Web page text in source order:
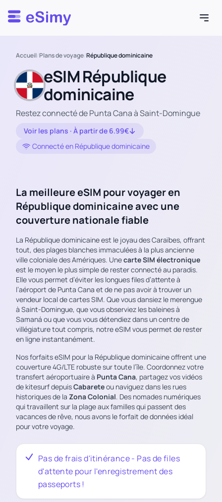
Esimy
Accueil/Plans de voyage/République dominicaine
eSIM République
dominicaine
Restez connecté de Punta Cana à Saint-Domingue
Voir les plans · À partir de 6.99€
Connecté en République dominicaine
La meilleure eSIM pour voyager en
République dominicaine avec une
couverture nationale fiable
La République dominicaine est le joyau des Caraïbes, offrant
tout, des plages blanches immaculées à la plus ancienne
ville coloniale des Amériques. Unecarte SIM électronique
est le moyen le plus simple de rester connecté au paradis.
Elle vous permet d’éviter les longues files d’attente à
l’aéroport de Punta Cana et de ne pas avoir à trouver un
vendeur local de cartes SIM. Que vous dansiez le merengue
à Saint-Domingue, que vous observiez les baleines à
Samaná ou que vous vous détendiez dans un centre de
villégiature tout compris, notre eSIM vous permet de rester
en ligne instantanément.
Nos forfaits eSIM pour la République dominicaine offrent une
couverture 4G/LTE robuste sur toute l’île. Coordonnez votre
transfert aéroportuaire à Punta Cana, partagez vos vidéos
de kitesurf depuisCabareteou naviguez dans les rues
historiques de la Zona Colonial. Des nomades numériques
qui travaillent sur la plage aux familles qui passent des
vacances de rêve, nous avons le forfait de données idéal
pour votre voyage.
Pas de frais d'itinérance - Pas de files
d'attente pour l'enregistrement des
passeports !